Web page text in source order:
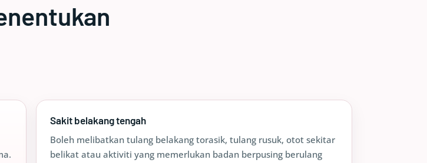
Sakit belakang tengah
Boleh melibatkan tulang belakang torasik, tulang rusuk, otot sekitar
belikat atau aktiviti yang memerlukan badan berpusing berulang